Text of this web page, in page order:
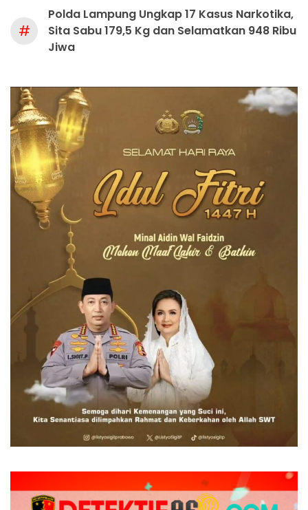
#
Polda Lampung Ungkap 17 Kasus Narkotika,
Sita Sabu 179,5 Kg dan Selamatkan 948 Ribu
Jiwa